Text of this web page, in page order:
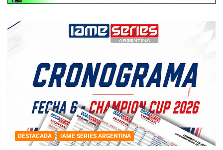
DESTACADA IAME SERIES ARGENTINA